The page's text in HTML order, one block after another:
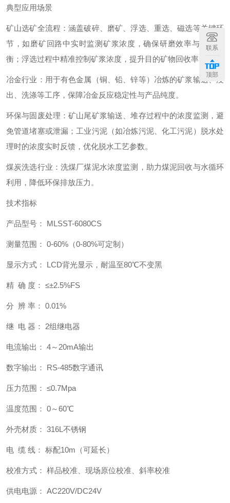
典型应用场景
矿山选矿全流程：涵盖破碎、磨矿、浮选、重选、磁选等关键环
节，如磨矿回路中实时监测矿浆浓度，确保研磨效率与能耗平
衡；浮选过程中精准控制矿浆浓度，提升目的矿物回收率。
冶金行业：用于有色金属（铜、铅、锌等）冶炼的矿浆输送、浸
出、洗涤等工序，保障冶金反应稳定性与产品纯度。
环保与固废处理：矿山尾矿浆输送、堆存过程中的浓度监测，避
免管道堵塞或泄漏；工业污泥（如冶炼污泥、化工污泥）脱水处
理时的浓度实时反馈，优化脱水工艺参数。
煤炭洗选行业：洗煤厂煤泥水浓度监测，助力煤泥回收与水循环
利用，降低环保排放压力。
技术指标
产品型号： MLSST-6080CS
测量范围： 0-60%（0-80%可定制）
显示方式： LCD背光显示，耐温至80℃不变黑
精 确 度： ≤±2.5%FS
分 辨 率： 0.01%
继 电 器： 2组继电器
电流输出： 4～20mA输出
数字输出： RS-485数字通讯
压力范围： ≤0.7Mpa
温度范围： 0～60℃
外壳材质： 316L不锈钢
电 缆 线： 标配10m（可延长）
校准方式： 样品校准、现场原位校准、斜率校准
供电电源： AC220V/DC24V
联系
顶部